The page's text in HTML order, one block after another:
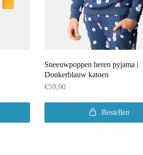
Sneeuwpoppen heren pyjama |
Donkerblauw katoen
€59,90
Bestellen